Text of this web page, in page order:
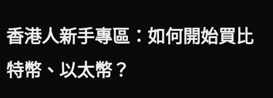
香港人新手專區：如何開始買比
特幣、以太幣？